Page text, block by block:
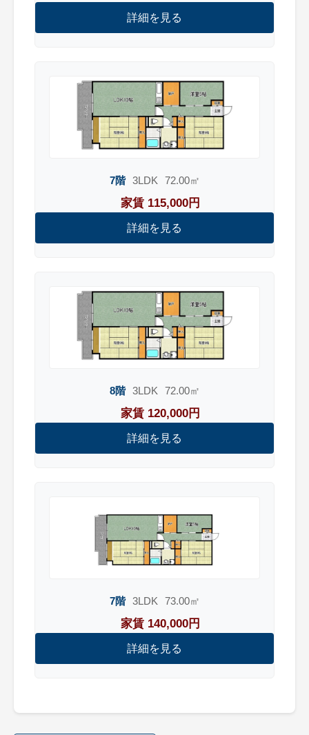
詳細を見る
7階 3LDK 72.00㎡
家賃 115,000円
詳細を見る
8階 3LDK 72.00㎡
家賃 120,000円
詳細を見る
7階 3LDK 73.00㎡
家賃 140,000円
詳細を見る